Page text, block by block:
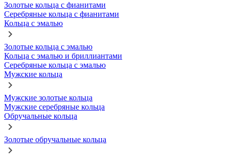
Золотые кольца с фианитами
Серебряные кольца с фианитами
Кольца с эмалью
Золотые кольца с эмалью
Кольца с эмалью и бриллиантами
Серебряные кольца с эмалью
Мужские кольца
Мужские золотые кольца
Мужские серебряные кольца
Обручальные кольца
Золотые обручальные кольца